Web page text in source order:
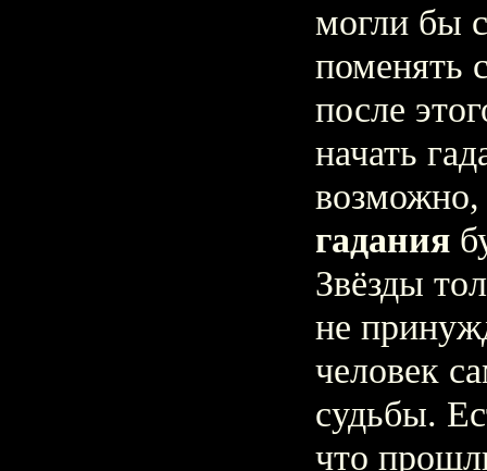
могли бы
поменять
после
начать
гадания
Звёзды
не
человек
судьбы.
что